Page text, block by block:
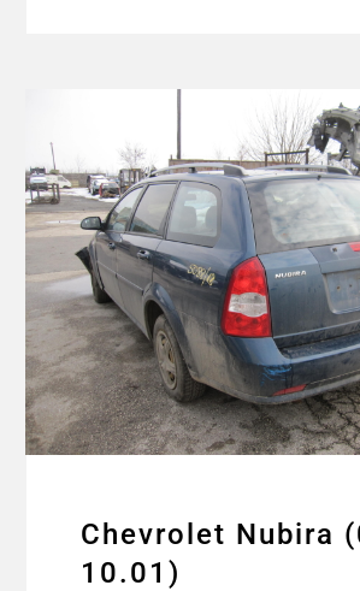
Chevrolet Nubira
10.01)